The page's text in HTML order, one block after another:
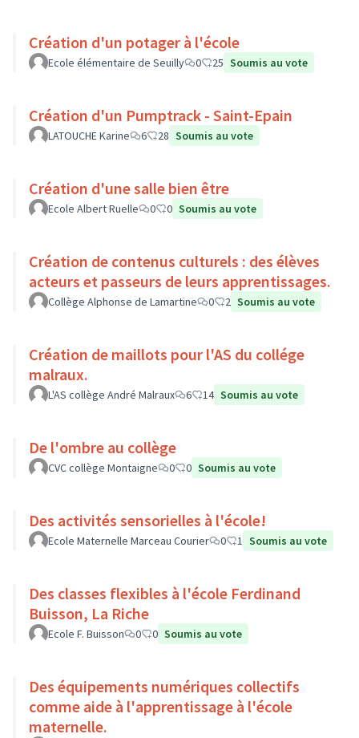
Création d'un potager à l'école
Ecole élémentaire de Seuilly 0 25 Soumis au vote
Création d'un Pumptrack - Saint-Epain
LATOUCHE Karine 6 28 Soumis au vote
Création d'une salle bien être
Ecole Albert Ruelle 0 0 Soumis au vote
Création de contenus culturels : des élèves
acteurs et passeurs de leurs apprentissages.
Collège Alphonse de Lamartine 0 2 Soumis au vote
Création de maillots pour l'AS du collége
malraux.
L'AS collège André Malraux 6 14 Soumis au vote
De l'ombre au collège
CVC collège Montaigne 0 0 Soumis au vote
Des activités sensorielles à l'école!
Ecole Maternelle Marceau Courier 0 1 Soumis au vote
Des classes flexibles à l'école Ferdinand
Buisson, La Riche
Ecole F. Buisson 0 0 Soumis au vote
Des équipements numériques collectifs
comme aide à l'apprentissage à l'école
maternelle.